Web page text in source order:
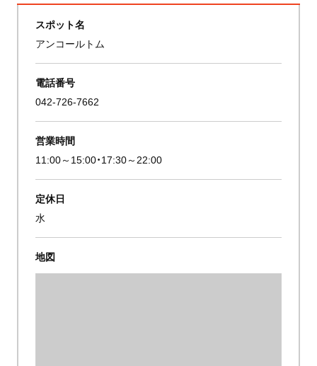
スポット名
アンコールトム
電話番号
042-726-7662
営業時間
11:00～15:00・17:30～22:00
定休日
水
地図